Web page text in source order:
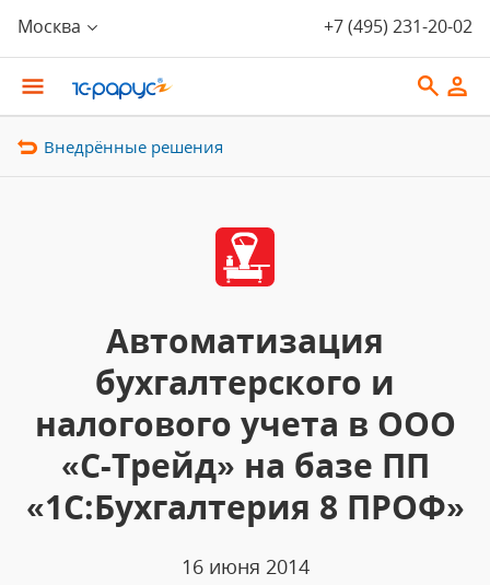
Москва +7 (495) 231-20-02
Внедрённые решения
Автоматизация
бухгалтерского и
налогового учета в ООО
«С-Трейд» на базе ПП
«1C:Бухгалтерия 8 ПРОФ»
16 июня 2014